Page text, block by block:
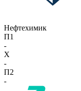
Нефтехимик
П1
-
X
-
П2
-